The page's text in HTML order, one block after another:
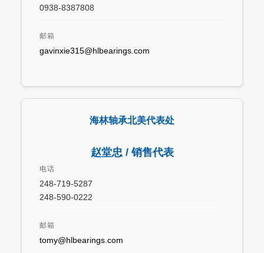
0938-8387808
邮箱
gavinxie315@hlbearings.com
海林轴承北美代表处
赵堂忠 / 销售代表
电话
248-719-5287
248-590-0222
邮箱
tomy@hlbearings.com